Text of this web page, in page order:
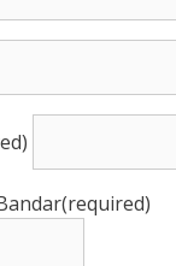
(required)